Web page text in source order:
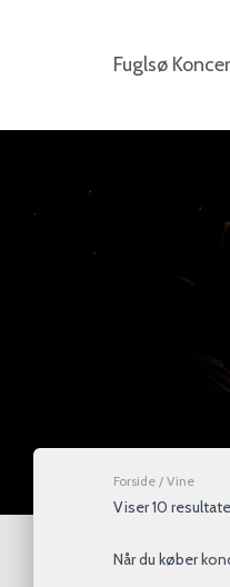
Fuglsø
Forside / Vine
Viser 10
Når du køber